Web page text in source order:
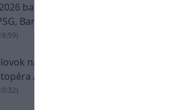
balí kufre! Ferran Torres sa
Barcelona mu brániť nebude
na Anfielde: Liverpool získal z
Arauja